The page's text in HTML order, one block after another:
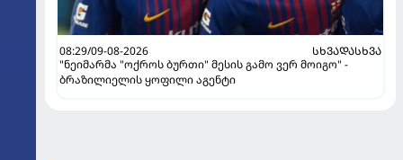
08:29/09-08-2026
ᲡᲮᲕᲐᲓᲐᲡᲮᲕᲐ
"ნეიმარმა "ოქროს ბურთი" მესის გამო ვერ მოიგო" -
ბრაზილიელის ყოფილი აგენტი